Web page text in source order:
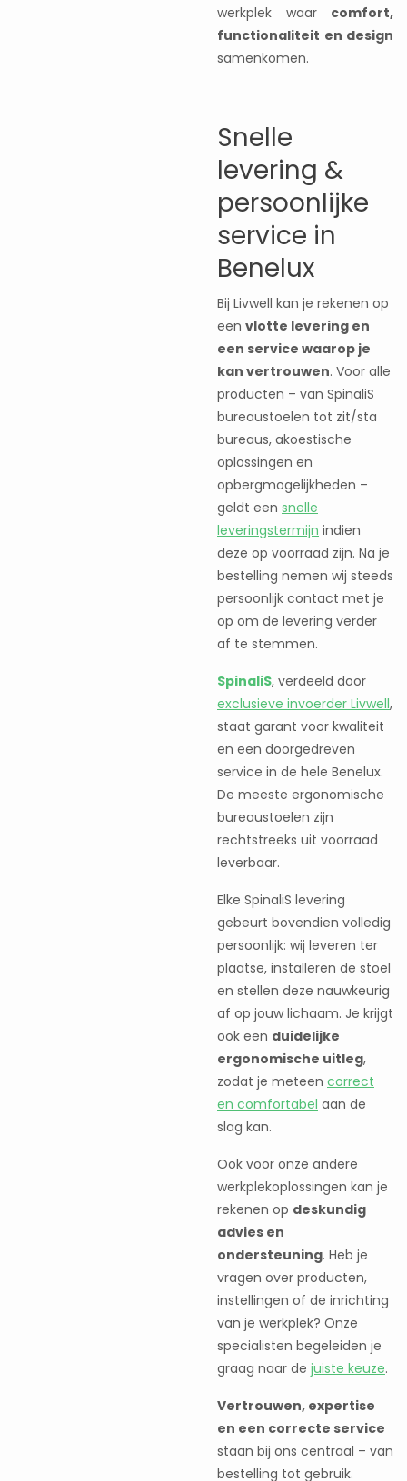
werkplek waar comfort,
functionaliteit en design
samenkomen.
Snelle
levering &
persoonlijke
service in
Benelux
Bij Livwell kan je rekenen op
een vlotte levering en
een service waarop je
kan vertrouwen. Voor alle
producten – van SpinaliS
bureaustoelen tot zit/sta
bureaus, akoestische
oplossingen en
opbergmogelijkheden –
geldt een snelle
leveringstermijn indien
deze op voorraad zijn. Na je
bestelling nemen wij steeds
persoonlijk contact met je
op om de levering verder
af te stemmen.
SpinaliS, verdeeld door
exclusieve invoerder Livwell,
staat garant voor kwaliteit
en een doorgedreven
service in de hele Benelux.
De meeste ergonomische
bureaustoelen zijn
rechtstreeks uit voorraad
leverbaar.
Elke SpinaliS levering
gebeurt bovendien volledig
persoonlijk: wij leveren ter
plaatse, installeren de stoel
en stellen deze nauwkeurig
af op jouw lichaam. Je krijgt
ook een duidelijke
ergonomische uitleg,
zodat je meteen correct
en comfortabel aan de
slag kan.
Ook voor onze andere
werkplekoplossingen kan je
rekenen op deskundig
advies en
ondersteuning. Heb je
vragen over producten,
instellingen of de inrichting
van je werkplek? Onze
specialisten begeleiden je
graag naar de juiste keuze.
Vertrouwen, expertise
en een correcte service
staan bij ons centraal – van
bestelling tot gebruik.